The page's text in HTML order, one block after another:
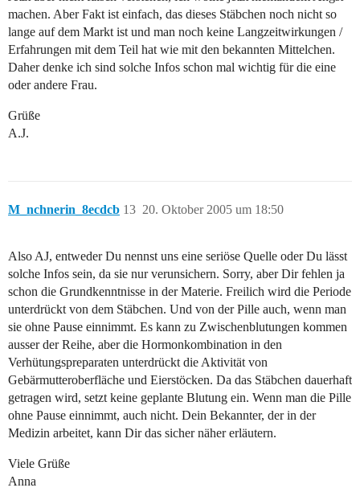
machen. Aber Fakt ist einfach, das dieses Stäbchen noch nicht so
lange auf dem Markt ist und man noch keine Langzeitwirkungen /
Erfahrungen mit dem Teil hat wie mit den bekannten Mittelchen.
Daher denke ich sind solche Infos schon mal wichtig für die eine
oder andere Frau.
Grüße
A.J.
M_nchnerin_8ecdcb 20. Oktober 2005 um 18:50
13
Also AJ, entweder Du nennst uns eine seriöse Quelle oder Du lässt
solche Infos sein, da sie nur verunsichern. Sorry, aber Dir fehlen ja
schon die Grundkenntnisse in der Materie. Freilich wird die Periode
unterdrückt von dem Stäbchen. Und von der Pille auch, wenn man
sie ohne Pause einnimmt. Es kann zu Zwischenblutungen kommen
ausser der Reihe, aber die Hormonkombination in den
Verhütungspreparaten unterdrückt die Aktivität von
Gebärmutteroberfläche und Eierstöcken. Da das Stäbchen dauerhaft
getragen wird, setzt keine geplante Blutung ein. Wenn man die Pille
ohne Pause einnimmt, auch nicht. Dein Bekannter, der in der
Medizin arbeitet, kann Dir das sicher näher erläutern.
Viele Grüße
Anna